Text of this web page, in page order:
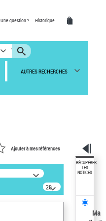
Une question ? Historique
AUTRES RECHERCHES
Ajouter à mes références
20
résultats/page
RÉCUPÉRER
LES
NOTICES
Ma